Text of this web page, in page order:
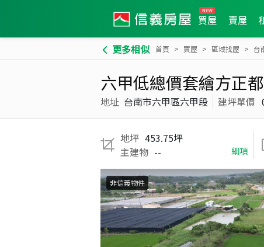
買屋 賣屋
更多相似 首頁 買屋 區域找屋 台
六甲低總價套繪方正
地址 台南市六甲區六甲段 建坪單價
地坪 453.75坪
主建物 -- 細項
非信義物件